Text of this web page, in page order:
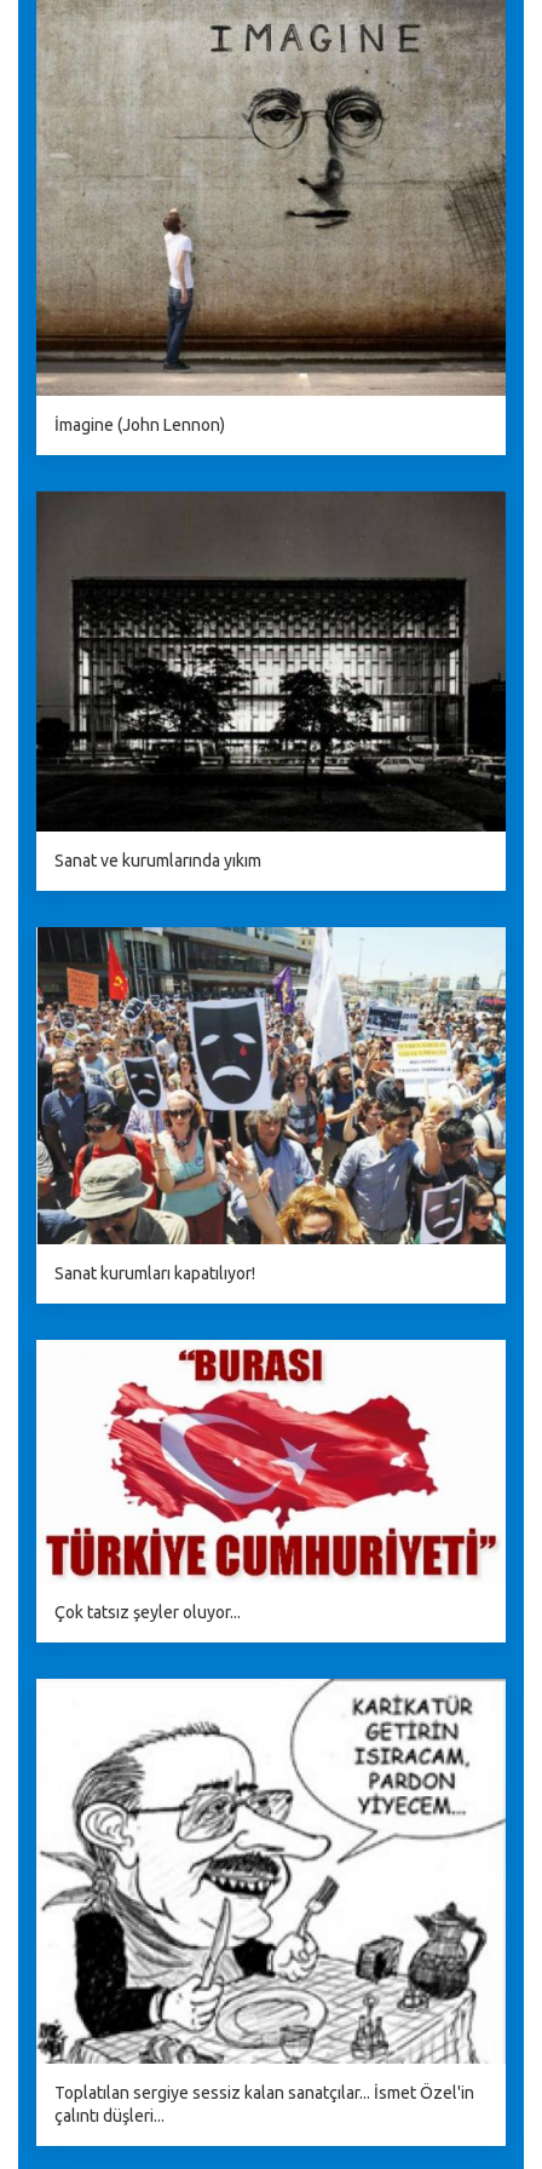
İmagine (John Lennon)
Sanat ve kurumlarında yıkım
Sanat kurumları kapatılıyor!
Çok tatsız şeyler oluyor...
Toplatılan sergiye sessiz kalan sanatçılar... İsmet Özel'in
çalıntı düşleri...